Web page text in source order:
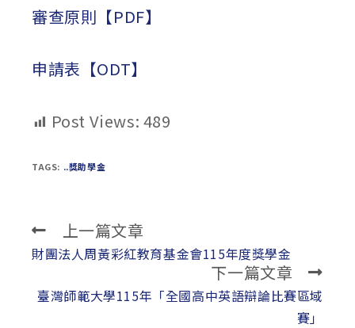
審查原則【PDF】
申請表【ODT】
Post Views: 489
TAGS: ..獎助學金
Read
more
上一篇文章
財團法人周黃彩紅教育基金會115年度獎學金
下一篇文章
臺灣師範大學115年「全國高中英語辯論比賽區域
賽」